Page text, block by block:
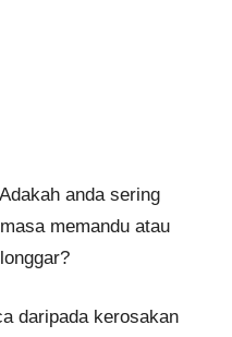
anda sering
memandu atau
daripada kerosakan